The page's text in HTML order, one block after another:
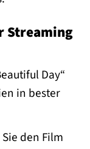
Streaming
Day“
in bester
den Film